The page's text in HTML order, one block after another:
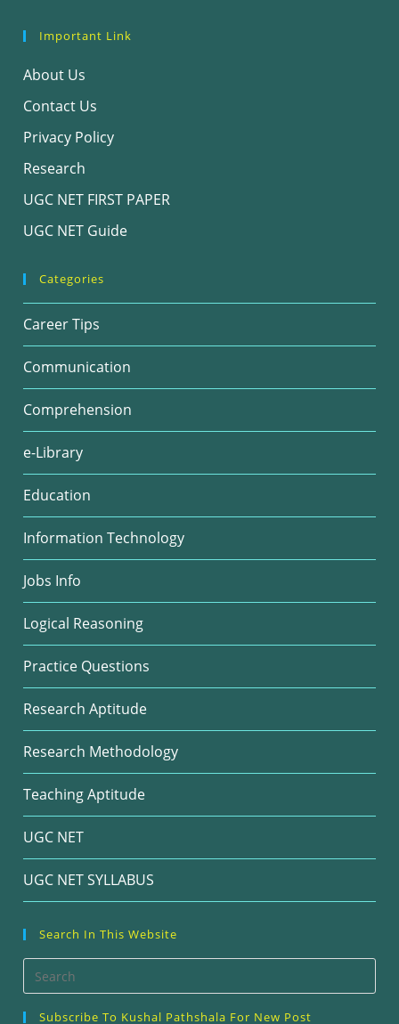
Important Link
About Us
Contact Us
Privacy Policy
Research
UGC NET FIRST PAPER
UGC NET Guide
Categories
Career Tips
Communication
Comprehension
e-Library
Education
Information Technology
Jobs Info
Logical Reasoning
Practice Questions
Research Aptitude
Research Methodology
Teaching Aptitude
UGC NET
UGC NET SYLLABUS
Search In This Website
Subscribe To Kushal Pathshala For New Post